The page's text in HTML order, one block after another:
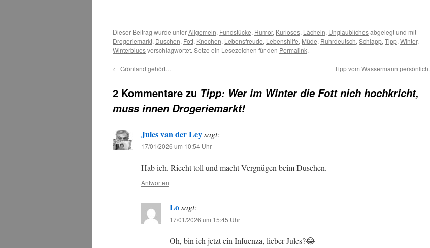
Dieser Beitrag wurde unterAllgemein, Fundstücke, Humor, Kurioses, Lächeln, Unglaublichesabgelegt und mit
Drogeriemarkt, Duschen, Fott, Knochen, Lebensfreude, Lebenshilfe, Müde, Ruhrdeutsch, Schlapp, Tipp, Winter,
Winterbluesverschlagwortet. Setze ein Lesezeichen für den Permalink.
← Grönland gehört… Tipp vom Wassermann persönlich.
2 Kommentare zu Tipp: Wer im Winter die Fott nich hochkricht,
muss innen Drogeriemarkt!
Jules van der Leysagt:
17/01/2026 um 10:54 Uhr
Hab ich. Riecht toll und macht Vergnügen beim Duschen.
Antworten
Losagt:
17/01/2026 um 15:45 Uhr
Oh, bin ich jetzt ein Infuenza, lieber Jules?😂